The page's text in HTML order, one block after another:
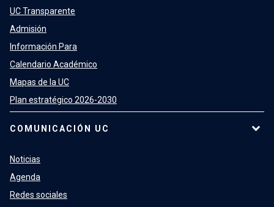
UC Transparente
Admisión
Información Para
Calendario Académico
Mapas de la UC
Plan estratégico 2026-2030
COMUNICACIÓN UC
Noticias
Agenda
Redes sociales